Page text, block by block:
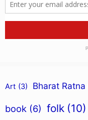
Art (3) Bharat Ratna
book (6) folk (10)